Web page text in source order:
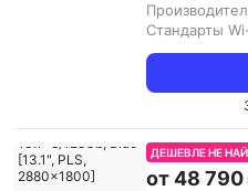
Стандарты
ДЕШЕВЛЕ НЕ
от 48 790